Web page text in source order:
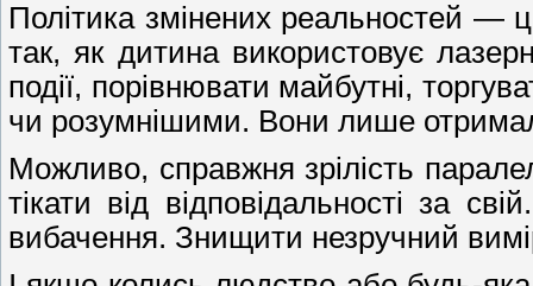
Політика змінених реальностей —
так, як дитина використовує
події, порівнювати майбутні,
чи розумнішими. Вони лише
Можливо, справжня зрілість
тікати від відповідальності за
вибачення. Знищити незручний